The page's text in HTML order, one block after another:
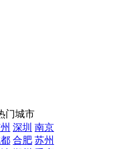
门城市
深圳 南京
合肥 苏州